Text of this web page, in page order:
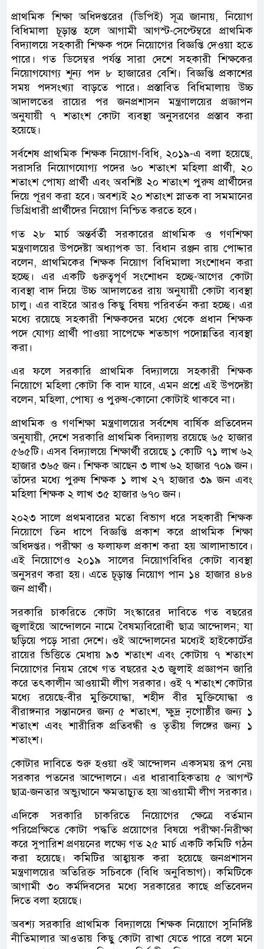
প্রাথমিক শিক্ষা অধিদপ্তরের (ডিপিই) সূত্র জানায়, নিয়োগ
বিধিমালা চূড়ান্ত হলে আগামী আগস্ট-সেপ্টেম্বরে প্রাথমিক
বিদ্যালয়ে সহকারী শিক্ষক পদে নিয়োগের বিজ্ঞপ্তি দেওয়া হতে
পারে। গত ডিসেম্বর পর্যন্ত সারা দেশে সহকারী শিক্ষকের
নিয়োগযোগ্য শূন্য পদ ৮ হাজারের বেশি। বিজ্ঞপ্তি প্রকাশের
সময় পদসংখ্যা বাড়তে পারে। প্রস্তাবিত বিধিমালায় উচ্চ
আদালতের রায়ের পর জনপ্রশাসন মন্ত্রণালয়ের প্রজ্ঞাপন
অনুযায়ী ৭ শতাংশ কোটা ব্যবস্থা অনুসরণের প্রস্তাব করা
হয়েছে।
সর্বশেষ প্রাথমিক শিক্ষক নিয়োগ-বিধি, ২০১৯-এ বলা হয়েছে,
সরাসরি নিয়োগযোগ্য পদের ৬০ শতাংশ মহিলা প্রার্থী, ২০
শতাংশ পোষ্য প্রার্থী এবং অবশিষ্ট ২০ শতাংশ পুরুষ প্রার্থীদের
দিয়ে পূরণ করা হবে। অবশ্যই ২০ শতাংশ স্নাতক বা সমমানের
ডিগ্রিধারী প্রার্থীদের নিয়োগ নিশ্চিত করতে হবে।
গত ২৮ মার্চ অন্তর্বর্তী সরকারের প্রাথমিক ও গণশিক্ষা
মন্ত্রণালয়ের উপদেষ্টা অধ্যাপক ডা. বিধান রঞ্জন রায় পোদ্দার
বলেন, প্রাথমিকের শিক্ষক নিয়োগ বিধিমালা সংশোধন করা
হচ্ছে। এর একটি গুরুত্বপূর্ণ সংশোধন হচ্ছে-আগের কোটা
ব্যবস্থা বাদ দিয়ে উচ্চ আদালতের রায় অনুযায়ী কোটা ব্যবস্থা
চালু। এর বাইরে আরও কিছু বিষয় পরিবর্তন করা হচ্ছে। এর
মধ্যে রয়েছে সহকারী শিক্ষকদের মধ্যে থেকে প্রধান শিক্ষক
পদে যোগ্য প্রার্থী পাওয়া সাপেক্ষে শতভাগ পদোন্নতির ব্যবস্থা
করা।
এর ফলে সরকারি প্রাথমিক বিদ্যালয়ে সহকারী শিক্ষক
নিয়োগে মহিলা কোটা কি বাদ যাবে, এমন প্রশ্নে এই উপদেষ্টা
বলেন, মহিলা, পোষ্য ও পুরুষ-কোনো কোটাই থাকবে না।
প্রাথমিক ও গণশিক্ষা মন্ত্রণালয়ের সর্বশেষ বার্ষিক প্রতিবেদন
অনুযায়ী, দেশে সরকারি প্রাথমিক বিদ্যালয় রয়েছে ৬৫ হাজার
৫৬৫টি। এসব বিদ্যালয়ে শিক্ষার্থী রয়েছে ১ কোটি ৭১ লাখ ৬২
হাজার ৩৬৫ জন। শিক্ষক আছেন ৩ লাখ ৬২ হাজার ৭০৯ জন।
তাঁদের মধ্যে পুরুষ শিক্ষক ১ লাখ ২৭ হাজার ৩৯ জন এবং
মহিলা শিক্ষক ২ লাখ ৩৫ হাজার ৬৭০ জন।
২০২৩ সালে প্রথমবারের মতো বিভাগ ধরে সহকারী শিক্ষক
নিয়োগে তিন ধাপে বিজ্ঞপ্তি প্রকাশ করে প্রাথমিক শিক্ষা
অধিদপ্তর। পরীক্ষা ও ফলাফল প্রকাশ করা হয় আলাদাভাবে।
এই নিয়োগেও ২০১৯ সালের নিয়োগবিধির কোটা ব্যবস্থা
অনুসরণ করা হয়। এতে চূড়ান্ত নিয়োগ পান ১৪ হাজার ৪৮৪
জন প্রার্থী।
সরকারি চাকরিতে কোটা সংস্কারের দাবিতে গত বছরের
জুলাইয়ে আন্দোলনে নামে বৈষম্যবিরোধী ছাত্র আন্দোলন; যা
ছড়িয়ে পড়ে সারা দেশে। ওই আন্দোলনের মধ্যেই হাইকোর্টের
রায়ের ভিত্তিতে মেধায় ৯৩ শতাংশ এবং কোটায় ৭ শতাংশ
নিয়োগের নিয়ম রেখে গত বছরের ২৩ জুলাই প্রজ্ঞাপন জারি
করে তৎকালীন আওয়ামী লীগ সরকার। ওই ৭ শতাংশ কোটার
মধ্যে রয়েছে-বীর মুক্তিযোদ্ধা, শহীদ বীর মুক্তিযোদ্ধা ও
বীরাঙ্গনার সন্তানদের জন্য ৫ শতাংশ, ক্ষুদ্র নৃগোষ্ঠীর জন্য ১
শতাংশ এবং শারীরিক প্রতিবন্ধী ও তৃতীয় লিঙ্গের জন্য ১
শতাংশ।
কোটার দাবিতে শুরু হওয়া ওই আন্দোলন একসময় রূপ নেয়
সরকার পতনের আন্দোলনে। এর ধারাবাহিকতায় ৫ আগস্ট
ছাত্র-জনতার অভ্যুত্থানে ক্ষমতাচ্যুত হয় আওয়ামী লীগ সরকার।
এদিকে সরকারি চাকরিতে নিয়োগের ক্ষেত্রে বর্তমান
পরিপ্রেক্ষিতে কোটা পদ্ধতি প্রয়োগের বিষয়ে পরীক্ষা-নিরীক্ষা
করে সুপারিশ প্রণয়নের লক্ষ্যে গত ২৫ মার্চ একটি কমিটি গঠন
করা হয়েছে। কমিটির আহ্বায়ক করা হয়েছে জনপ্রশাসন
মন্ত্রণালয়ের অতিরিক্ত সচিবকে (বিধি অনুবিভাগ)। কমিটিকে
আগামী ৩০ কর্মদিবসের মধ্যে সরকারের কাছে প্রতিবেদন
দিতে বলা হয়েছে।
অবশ্য সরকারি প্রাথমিক বিদ্যালয়ে শিক্ষক নিয়োগে সুনির্দিষ্ট
নীতিমালার আওতায় কিছু কোটা রাখা যেতে পারে বলে মনে